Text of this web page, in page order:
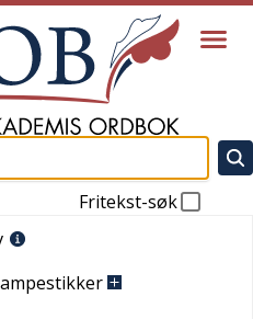
Fritekst-søk
ampestikker